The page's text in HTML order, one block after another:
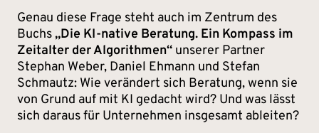
Genau diese Frage steht auch im Zentrum des
Buchs„Die KI-native Beratung. Ein Kompass im
Zeitalter der Algorithmen“ unserer Partner
Stephan Weber, Daniel Ehmann und Stefan
Schmautz: Wie verändert sich Beratung, wenn sie
von Grund auf mit KI gedacht wird? Und was lässt
sich daraus für Unternehmen insgesamt ableiten?